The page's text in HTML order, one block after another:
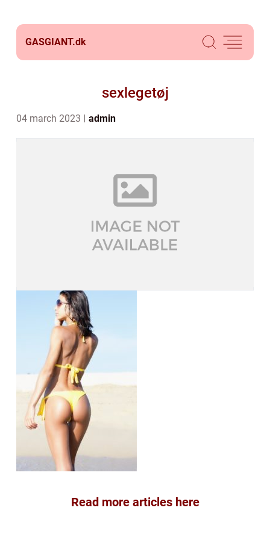
GASGIANT.dk
sexlegetøj
04 march 2023 admin
Read more articles here